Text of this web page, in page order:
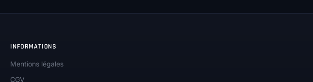
INFORMATIONS
Mentions légales
CGV